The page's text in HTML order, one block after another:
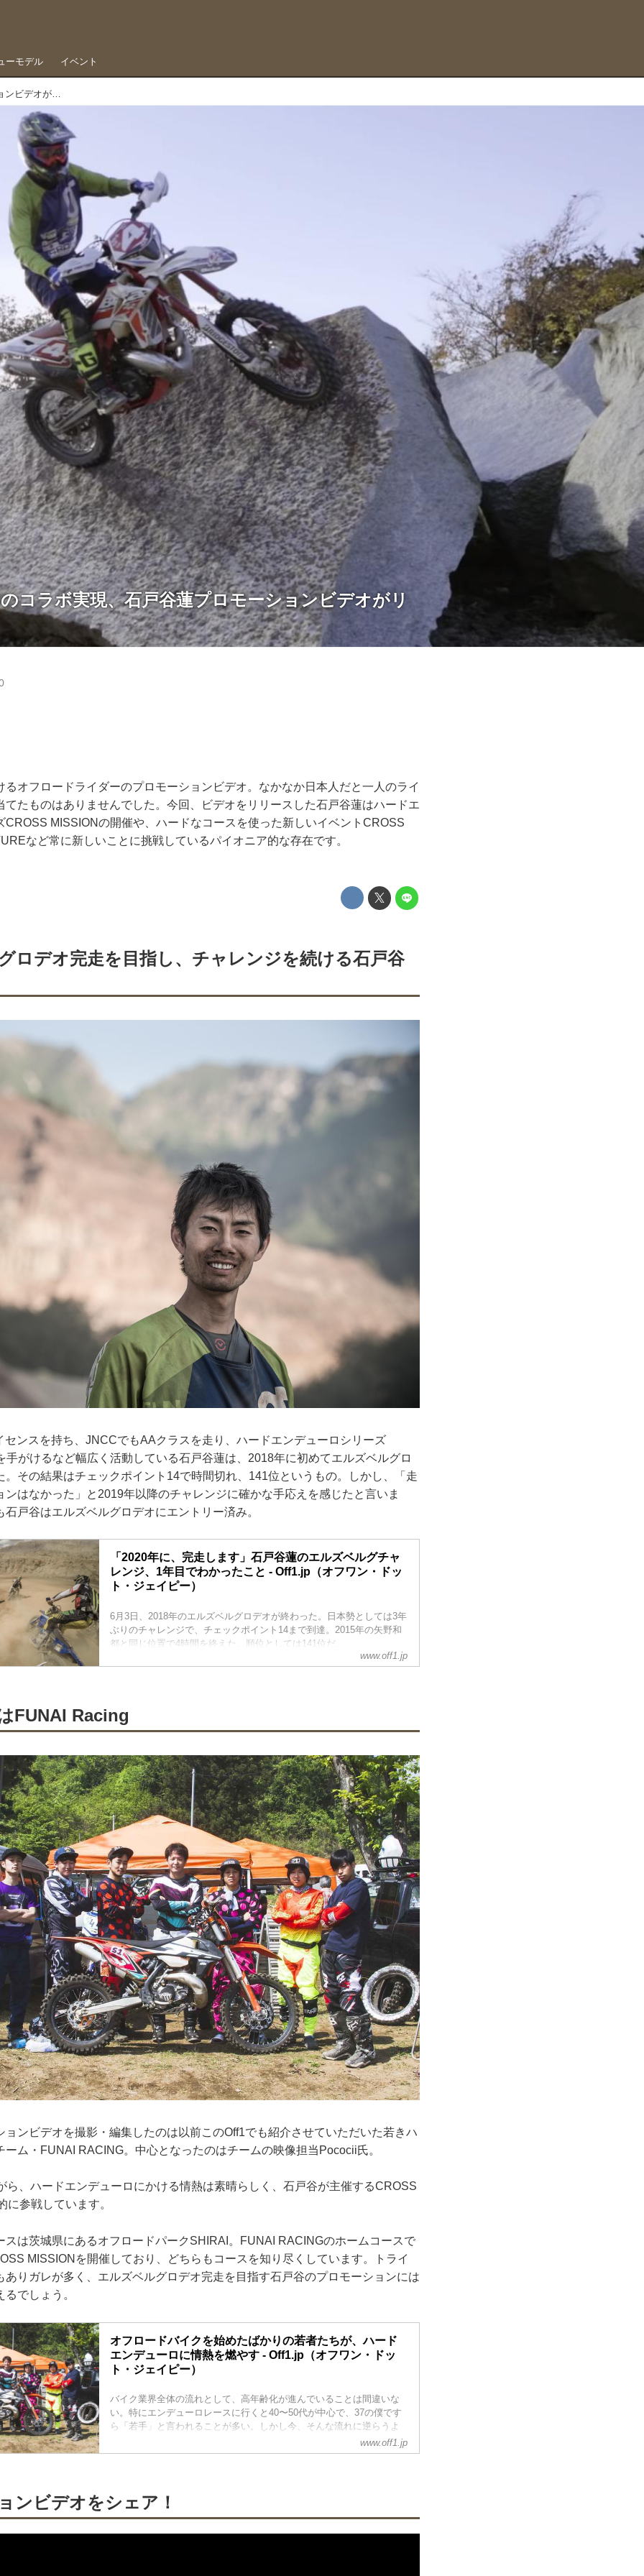
ーモデル イベント
REN×FUNAIのコラボ実現、石戸谷蓮プロモーションビデオがリリース
コラボ実現、石戸谷蓮プロモーションビデオがリ
るオフロードライダーのプロモーションビデオ。なかなか日本人だと一人のライ
てたものはありませんでした。今回、ビデオをリリースした石戸谷蓮はハードエ
CROSS MISSIONの開催や、ハードなコースを使った新しいイベントCROSS
など常に新しいことに挑戦しているパイオニア的な存在です。
ロデオ完走を目指し、チャレンジを続ける石戸谷
センスを持ち、JNCCでもAAクラスを走り、ハードエンデューロシリーズ
手がけるなど幅広く活動している石戸谷蓮は、2018年に初めてエルズベルグロ
。その結果はチェックポイント14で時間切れ、141位というもの。しかし、「走
ンはなかった」と2019年以降のチャレンジに確かな手応えを感じたと言いま
戸谷はエルズベルグロデオにエントリー済み。
「2020年に、完走します」石戸谷蓮のエルズベルグチャ
レンジ、1年目でわかったこと - Off1.jp（オフワン・ドッ
ト・ジェイピー）
6月3日、2018年のエルズベルグロデオが終わった。日本勢としては3年
ぶりのチャレンジで、チェックポイント14まで到達。2015年の矢野和
都と同じ位置で4時間を終えた。順位としては141位だ。
これ以上、前に進めない、と思うセクションには出会えなかった
予選を204位、決勝を辞退した人のおかげで繰り上げ、198番手として4
たかだか、6名ほどに前に行かれただけで、この有様だ...
www.off1.jp
FUNAI Racing
ョンビデオを撮影・編集したのは以前このOff1でも紹介させていただいた若きハ
ーム・FUNAI RACING。中心となったのはチームの映像担当Pococii氏。
ら、ハードエンデューロにかける情熱は素晴らしく、石戸谷が主催するCROSS
に参戦しています。
スは茨城県にあるオフロードパークSHIRAI。FUNAI RACINGのホームコースで
MISSIONを開催しており、どちらもコースを知り尽くしています。トライ
ありガレが多く、エルズベルグロデオ完走を目指す石戸谷のプロモーションには
でしょう。
オフロードバイクを始めたばかりの若者たちが、ハード
エンデューロに情熱を燃やす - Off1.jp（オフワン・ドッ
ト・ジェイピー）
バイク業界全体の流れとして、高年齢化が進んでいることは間違いな
い。特にエンデューロレースに行くと40〜50代が中心で、37の僕です
ら「若手」と言われることが多い。しかし今、そんな流れに逆らうよ
うに20代のニュージェネレーションが頭角を表し始めているのだ。
www.off1.jp
ンビデオをシェア！